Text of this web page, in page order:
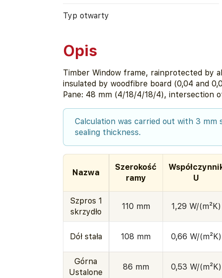
Typ otwarty
Opis
Timber Window frame, rainprotected by
insulated by woodfibre board (0,04 and
Pane: 48 mm (4/18/4/18/4), intersection
Calculation was carried out with 3 mm
sealing thickness.
Nazwa
Szerokość
ramy
U
Szpros 1
skrzydło
110 mm 1,29 W/(m²K)
Dół stała 108 mm 0,66 W/(m²K)
Górna
Ustalone
86 mm 0,53 W/(m²K)